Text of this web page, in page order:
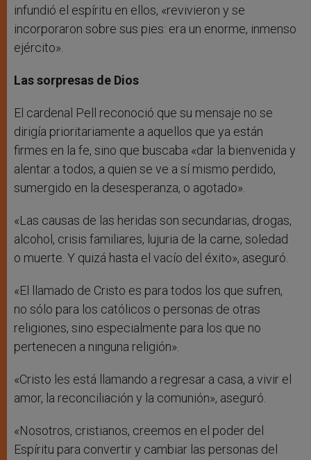
infundió el espíritu en ellos, «revivieron y se
incorporaron sobre sus pies: era un enorme, inmenso
ejército».
Las sorpresas de Dios
El cardenal Pell reconoció que su mensaje no se
dirigía prioritariamente a aquellos que ya están
firmes en la fe, sino que buscaba «dar la bienvenida y
alentar a todos, a quien se ve a sí mismo perdido,
sumergido en la desesperanza, o agotado».
«Las causas de las heridas son secundarias, drogas,
alcohol, crisis familiares, lujuria de la carne, soledad
o muerte. Y quizá hasta el vacío del éxito», aseguró.
«El llamado de Cristo es para todos los que sufren,
no sólo para los católicos o personas de otras
religiones, sino especialmente para los que no
pertenecen a ninguna religión».
«Cristo les está llamando a regresar a casa, a vivir el
amor, la reconciliación y la comunión», aseguró.
«Nosotros, cristianos, creemos en el poder del
Espíritu para convertir y cambiar las personas del